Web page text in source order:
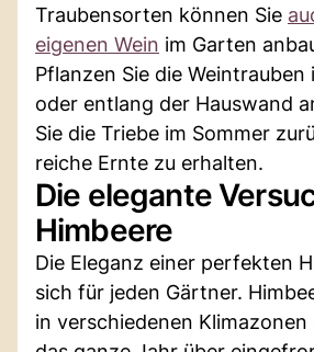
Traubensorten können Sie
eigenen Wein im Garten
Pflanzen Sie die Weintrauben
oder entlang der Hauswand
Sie die Triebe im Sommer
reiche Ernte zu erhalten.
Die elegante
Himbeere
Die Eleganz einer perfekten
sich für jeden Gärtner.
in verschiedenen